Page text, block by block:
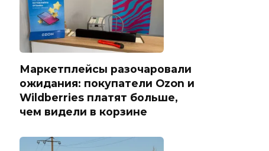
Маркетплейсы разочаровали
ожидания: покупатели Ozon и
Wildberries платят больше,
чем видели в корзине